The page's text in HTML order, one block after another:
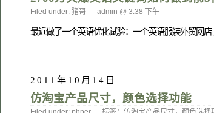
Filed under: 猪哥 — admin @ 3:38 下午
最近做了一个英语优化试验：一个英语服装外贸网店
2011年10月14日
仿淘宝产品尺寸，颜色选择功能